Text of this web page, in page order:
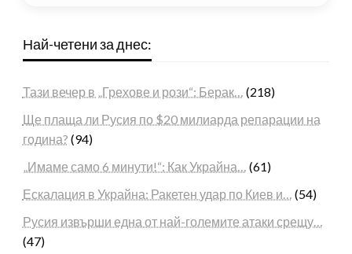
Най-четени за днес:
Тази вечер в „Грехове и рози“: Берак… (218)
Ще плаща ли Русия по $20 милиарда репарации на
година? (94)
„Имаме само 6 минути!“: Как Украйна… (61)
Ескалация в Украйна: Ракетен удар по Киев и… (54)
Русия извърши една от най-големите атаки срещу…
(47)